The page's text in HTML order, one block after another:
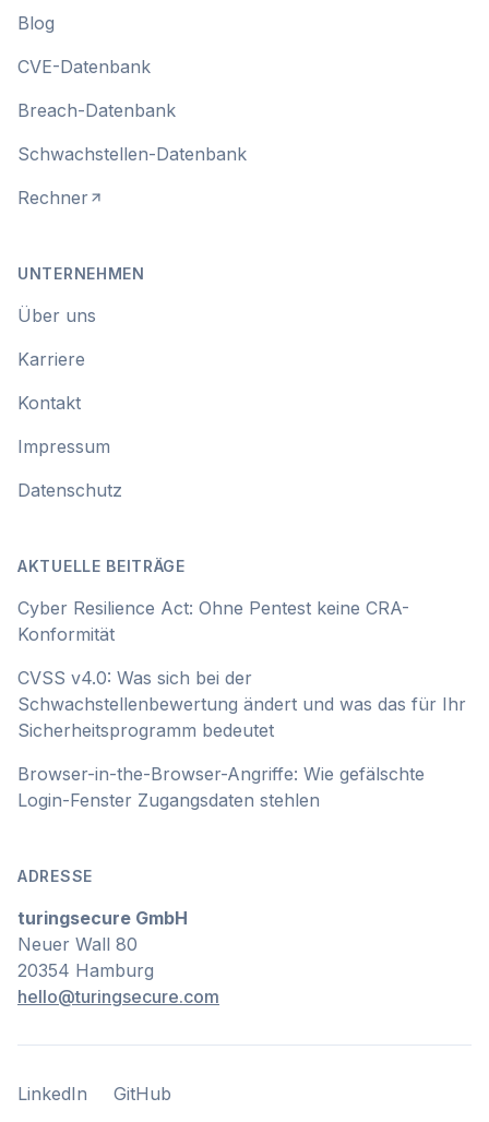
Blog
CVE-Datenbank
Breach-Datenbank
Schwachstellen-Datenbank
Rechner
UNTERNEHMEN
Über uns
Karriere
Kontakt
Impressum
Datenschutz
AKTUELLE BEITRÄGE
Cyber Resilience Act: Ohne Pentest keine CRA-
Konformität
CVSS v4.0: Was sich bei der
Schwachstellenbewertung ändert und was das für Ihr
Sicherheitsprogramm bedeutet
Browser-in-the-Browser-Angriffe: Wie gefälschte
Login-Fenster Zugangsdaten stehlen
ADRESSE
turingsecure GmbH
Neuer Wall 80
20354 Hamburg
hello@turingsecure.com
LinkedIn
LinkedIn GitHub
GitHub